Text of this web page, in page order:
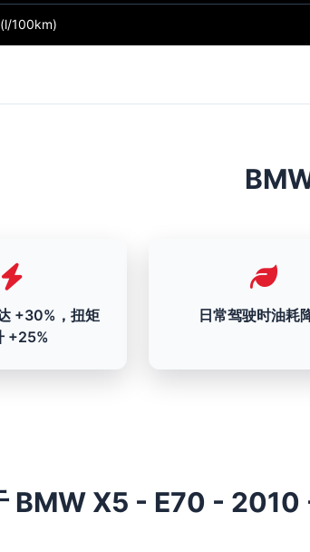
100km)
+30%，扭矩
+25%
日常驾驶时油耗
BMW X5 - E70 -